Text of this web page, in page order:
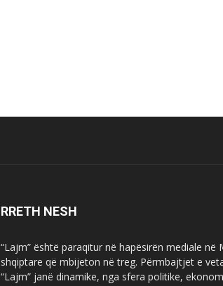
RRETH NESH
“Lajm” është paraqitur në hapësirën mediale
shqiptare që mbijeton në treg. Përmbajtjet e
“Lajm” janë dinamike, nga sfera politike,